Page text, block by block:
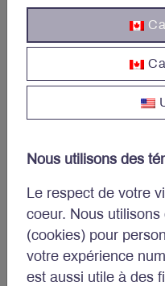
Nous utilisons des
Le respect de votre
coeur. Nous
(cookies) pour
votre expérience
est aussi utile à des
Abonnez-vous au
de